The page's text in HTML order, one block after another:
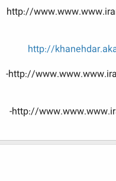
http://
http://
http://www.www.www.iran-eng.ir/showthread.php/358536-
http://www.www.www.iran-eng.ir/showthread.php/359720-